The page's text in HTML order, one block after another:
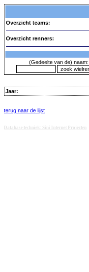
Overzicht teams:
Overzicht renners:
(Gedeelte van de) naam:
Jaar:
terug naar de lijst
Database techniek: Sini Internet Projecten